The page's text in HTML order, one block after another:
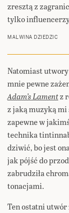
zresztą z
tylko
MALWINA DZIEDZIC
Natomiast
mnie pewne
Adam’s Lamentz
z jaką muzyką mi
zapewne w
technika
dziwić, bo jest
jak pójść do
zabrudziła
tonacjami.
Ten ostatni utwór